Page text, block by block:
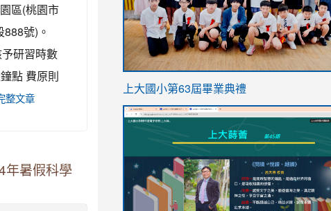
區(桃園市
號)。
研習時數
點 費原則
整文章
年暑假科學
link
https://sites.google.com/stes.tyc.edu.tw/
上大國小第63屆畢業典禮
link